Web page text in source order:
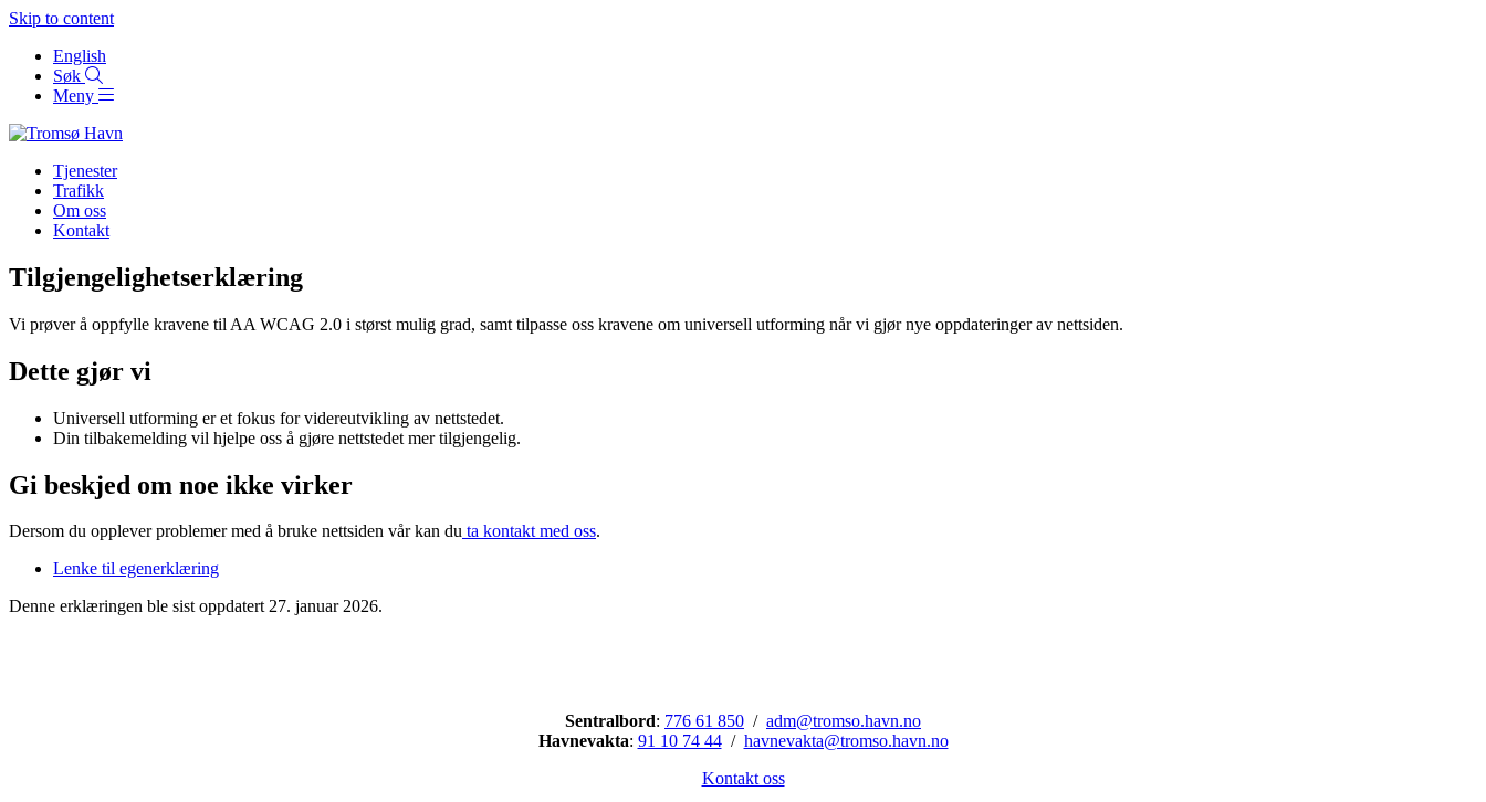
Skip to content
English
Søk
Meny
Tjenester
Trafikk
Om oss
Kontakt
Tilgjengelighetserklæring
Vi prøver å oppfylle kravene til AA WCAG 2.0 i størst mulig grad, samt tilpasse oss kravene om universell utforming når vi gjør nye oppdateringer av nettsiden.
Dette gjør vi
Universell utforming er et fokus for videreutvikling av nettstedet.
Din tilbakemelding vil hjelpe oss å gjøre nettstedet mer tilgjengelig.
Gi beskjed om noe ikke virker
Dersom du opplever problemer med å bruke nettsiden vår kan du ta kontakt med oss.
Lenke til egenerklæring
Denne erklæringen ble sist oppdatert 27. januar 2026.
Sentralbord: 776 61 850 / adm@tromso.havn.no
Havnevakta: 91 10 74 44/ havnevakta@tromso.havn.no
Kontakt oss